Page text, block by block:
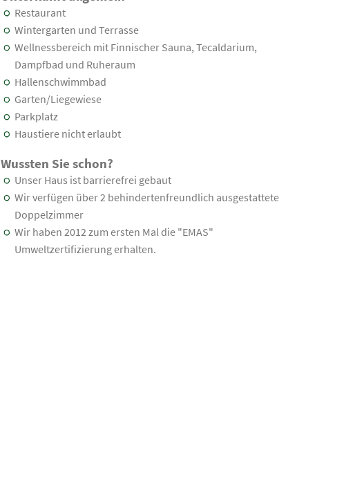
Restaurant
Wintergarten und Terrasse
Wellnessbereich mit Finnischer Sauna, Tecaldarium,
Dampfbad und Ruheraum
Hallenschwimmbad
Garten/Liegewiese
Parkplatz
Haustiere nicht erlaubt
Wussten Sie schon?
Unser Haus ist barrierefrei gebaut
Wir verfügen über 2 behindertenfreundlich ausgestattete
Doppelzimmer
Wir haben 2012 zum ersten Mal die "EMAS"
Umweltzertifizierung erhalten.